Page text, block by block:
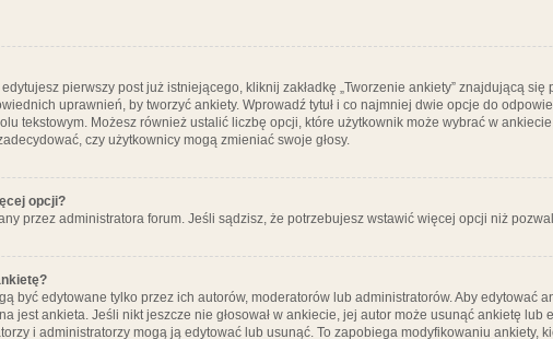
pierwszy post już istniejącego, kliknij zakładkę „Tworzenie ankiety” znajdującą
uprawnień, by tworzyć ankiety. Wprowadź tytuł i co najmniej dwie opcje do
tekstowym. Możesz również ustalić liczbę opcji, które użytkownik może wybrać w
czy użytkownicy mogą zmieniać swoje głosy.
opcji?
przez administratora forum. Jeśli sądzisz, że potrzebujesz wstawić więcej opcji niż
być edytowane tylko przez ich autorów, moderatorów lub administratorów. Aby edytować
jest ankieta. Jeśli nikt jeszcze nie głosował w ankiecie, jej autor może usunąć ankietę
i administratorzy mogą ją edytować lub usunąć. To zapobiega modyfikowaniu ankiety,